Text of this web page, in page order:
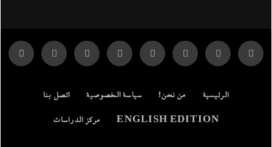
الرئيسية من نحن! سياسة الخصوصية اتصل بنا
ENGLISH EDITION مركز الدراسات